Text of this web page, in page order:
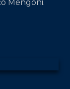
Mengoni.